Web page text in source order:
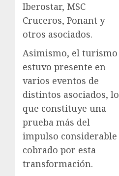
Iberostar, MSC
Cruceros, Ponant y
otros asociados.
Asimismo, el turismo
estuvo presente en
varios eventos de
distintos asociados, lo
que constituye una
prueba más del
impulso considerable
cobrado por esta
transformación.